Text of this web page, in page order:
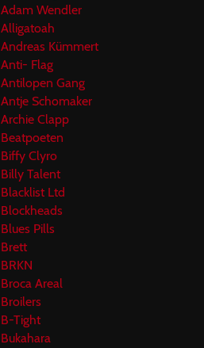
Adam Wendler
Alligatoah
Andreas Kümmert
Anti- Flag
Antilopen Gang
Antje Schomaker
Archie Clapp
Beatpoeten
Biffy Clyro
Billy Talent
Blacklist Ltd
Blockheads
Blues Pills
Brett
BRKN
Broca Areal
Broilers
B-Tight
Bukahara